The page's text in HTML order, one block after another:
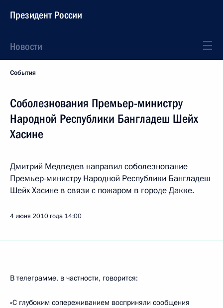
Президент России
Новости
События
Соболезнования Премьер-министру
Народной Республики Бангладеш Шейх
Хасине
Дмитрий Медведев направил соболезнование
Премьер-министру Народной Республики Бангладеш
Шейх Хасине в связи с пожаром в городе Дакке.
4 июня 2010 года 14:00
В телеграмме, в частности, говорится:
«С глубоким сопереживанием восприняли сообщения